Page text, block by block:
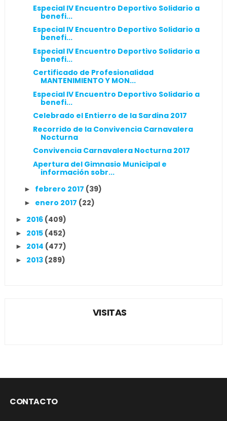
Especial IV Encuentro Deportivo Solidario a
benefi...
Especial IV Encuentro Deportivo Solidario a
benefi...
Especial IV Encuentro Deportivo Solidario a
benefi...
Certificado de Profesionalidad
MANTENIMIENTO Y MON...
Especial IV Encuentro Deportivo Solidario a
benefi...
Celebrado el Entierro de la Sardina 2017
Recorrido de la Convivencia Carnavalera
Nocturna
Convivencia Carnavalera Nocturna 2017
Apertura del Gimnasio Municipal e
información sobr...
► febrero 2017 (39)
► enero 2017 (22)
► 2016 (409)
► 2015 (452)
► 2014 (477)
► 2013 (289)
VISITAS
CONTACTO